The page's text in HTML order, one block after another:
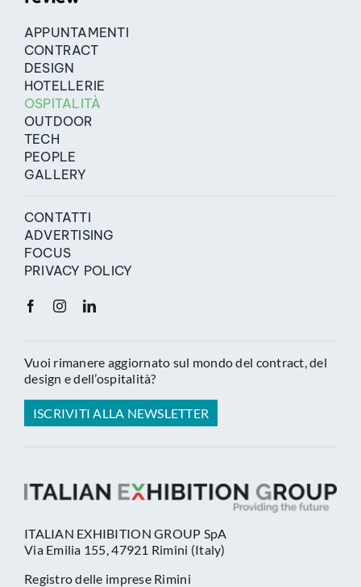
APPUNTAMENTI
CONTRACT
DESIGN
HOTELLERIE
OSPITALITÀ
OUTDOOR
TECH
PEOPLE
GALLERY
CONTATTI
ADVERTISING
FOCUS
PRIVACY POLICY
Vuoi rimanere aggiornato sul mondo del contract, del
design e dell’ospitalità?
ISCRIVITI ALLA NEWSLETTER
ITALIAN EXHIBITION GROUP SpA
Via Emilia 155, 47921 Rimini (Italy)
Registro delle imprese Rimini